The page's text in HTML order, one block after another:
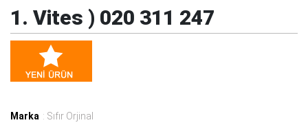
1. Vites ) 020 311 247
Marka : Sıfır Orjinal